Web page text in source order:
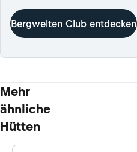
Bergwelten Club entdecken
Mehr
ähnliche
Hütten